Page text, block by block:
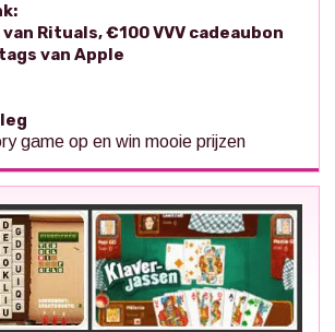
Rituals, €100 VVV cadeaubon
van Apple
game op en win mooie prijzen